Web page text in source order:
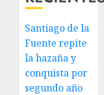
Santiago de la
Fuente repite
la hazaña y
conquista por
segundo año